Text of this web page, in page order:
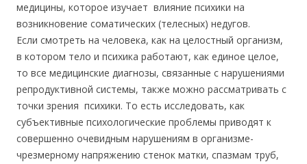
медицины, которое изучает влияние психики на
возникновение соматических (телесных) недугов.
Если смотреть на человека, как на целостный организм,
в котором тело и психика работают, как единое целое,
то все медицинские диагнозы, связанные с нарушениями
репродуктивной системы, также можно рассматривать с
точки зрения психики. То есть исследовать, как
субъективные психологические проблемы приводят к
совершенно очевидным нарушениям в организме-
чрезмерному напряжению стенок матки, спазмам труб,